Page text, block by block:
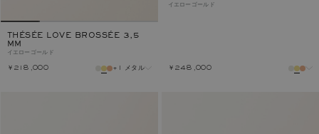
THÉSÉE LOVE BROSSÉE 3,5
MM
イエローゴールド
￥218,000 +1 メタル
イエローゴールド
￥248,000